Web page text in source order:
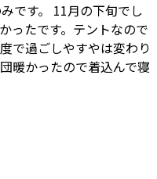
です。 11月の下旬でし
ったです。テントなので
で過ごしやすやは変わり
暖かったので着込んで寝